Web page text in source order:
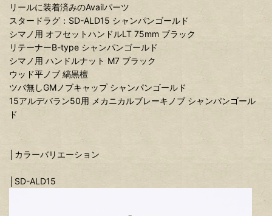
リールに装着済みのAvailパーツ
スタードラグ：SD-ALD15 シャンパンゴールド
シマノ用 オフセットハンドルLT 75mm ブラック
リテーナーB-type シャンパンゴールド
シマノ用 ハンドルナット M7 ブラック
ウッド平ノブ 縞黒檀
ツバ無しGMノブキャップ シャンパンゴールド
15アルデバラン50用 メカニカルブレーキノブ シャンパンゴール
ド
│カラーバリエーション
│SD-ALD15